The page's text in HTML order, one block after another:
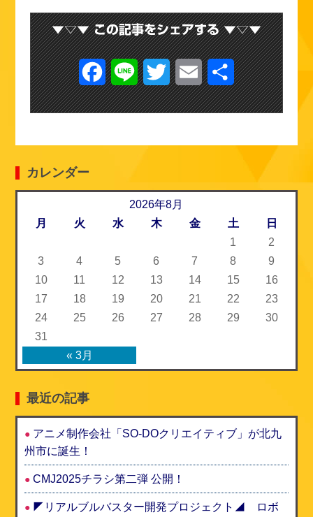
F
a
L
i
T
w
e
E
m
共
有
カレンダー
2026年8月
月
火 水 木 金 土 日
« 3月
1
2
3
4 5 6 7 8
9
10
11 12 13 14 15
16
17
18 19 20 21 22
23
24
25 26 27 28 29
30
31
最近の記事
アニメ制作会社「SO-DOクリエイティブ」が北九
州市に誕生！
CMJ2025チラシ第二弾 公開！
◤リアルブルバスター開発プロジェクト◢ ロボ